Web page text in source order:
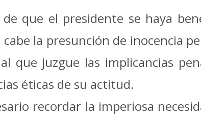
que el presidente se haya
la presunción de inocencia
que juzgue las implicancias
éticas de su actitud.
recordar la imperiosa